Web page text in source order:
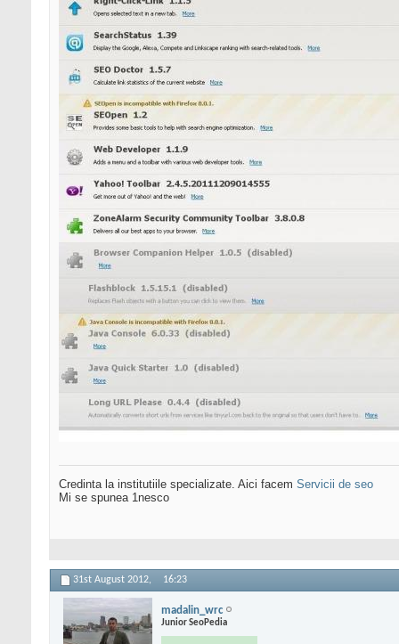
Credinta la institutiile specializate. Aici facem Servicii de seo
Mi se spunea 1nesco
31st August 2012, 16:23
madalin_wrc
Junior SeoPedia